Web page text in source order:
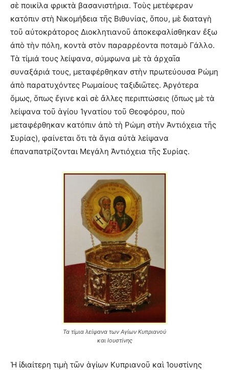
σὲ ποικίλα φρικτὰ βασανιστήρια. Τοὺς μετέφεραν
κατόπιν στὴ Νικομήδεια τῆς Βιθυνίας, ὅπου, μὲ διαταγὴ
τοῦ αὐτοκράτορος Διοκλητιανοῦ ἀποκεφαλίσθηκαν ἔξω
ἀπὸ τὴν πόλη, κοντὰ στὸν παραρρέοντα ποταμὸ Γάλλο.
Τὰ τίμιά τους λείψανα, σύμφωνα μὲ τὰ ἀρχαῖα
συναξάριά τους, μεταφέρθηκαν στὴν πρωτεύουσα Ρώμη
ἀπὸ παρατυχόντες Ρωμαίους ταξιδιῶτες. Ἀργότερα
ὅμως, ὅπως ἔγινε καὶ σὲ ἄλλες περιπτώσεις (ὅπως μὲ τὰ
λείψανα τοῦ ἁγίου Ἰγνατίου τοῦ Θεοφόρου, ποὺ
μεταφέρθηκαν κατόπιν ἀπὸ τὴ Ρώμη στὴν Ἀντιόχεια τῆς
Συρίας), φαίνεται ὅτι τὰ ἅγια αὐτὰ λείψανα
ἐπαναπατρίζονται Μεγάλη Ἀντιόχεια τῆς Συρίας.
Τα τίμια λείψανα των Αγίων Κυπριανού
και Ιουστίνης
Ἡ ἰδιαίτερη τιμὴ τῶν ἁγίων Κυπριανοῦ καὶ Ἰουστίνης